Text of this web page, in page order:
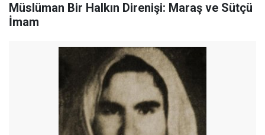
Müslüman Bir Halkın Direnişi: Maraş ve Sütçü
İmam